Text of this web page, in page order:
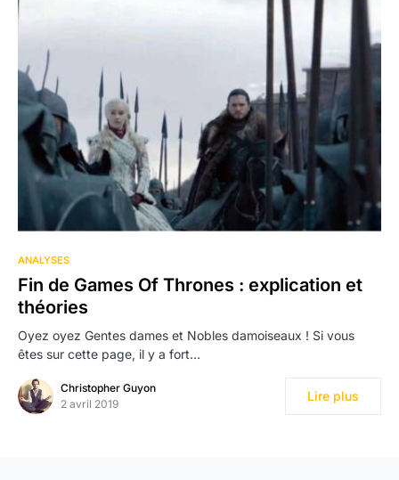
ANALYSES
Fin de Games Of Thrones : explication et
théories
Oyez oyez Gentes dames et Nobles damoiseaux ! Si vous
êtes sur cette page, il y a fort…
Christopher Guyon
2 avril 2019
Lire plus